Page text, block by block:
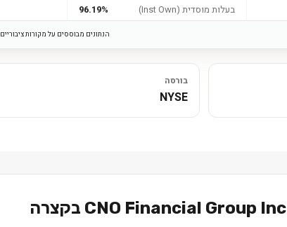
בעלות מוסדית (Inst Own)
96.19%
הנתונים מבוססים על מקורות
בורסה
NYSE
CNO Financial Group Inc